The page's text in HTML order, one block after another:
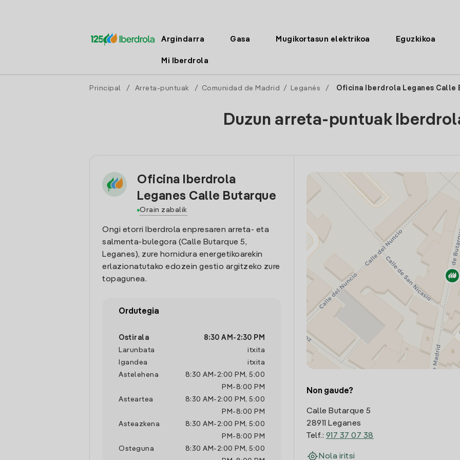
Argindarra Gasa Mugikortasun elektrikoa Eguzkikoa
Mi Iberdrola
Principal / Arreta-puntuak / Comunidad de Madrid / Leganés / Oficina Iberdrola Leganes Calle
Duzun arreta-puntuak
Oficina Iberdrola
Leganes Calle Butarque
Orain zabalik
Ongi etorri Iberdrola enpresaren arreta- eta
salmenta-bulegora (Calle Butarque 5,
Leganes), zure hornidura energetikoarekin
erlazionatutako edozein gestio argitzeko zure
topagunea.
Ordutegia
Ostirala 8:30 AM - 2:30 PM
Larunbata
itxita
Igandea
itxita
Astelehena
8:30 AM - 2:00 PM , 5:00
PM -8:00 PM
Asteartea
8:30 AM - 2:00 PM , 5:00
PM -8:00 PM
Asteazkena
8:30 AM - 2:00 PM , 5:00
PM -8:00 PM
Osteguna
8:30 AM - 2:00 PM , 5:00
Non gaude?
Calle Butarque 5
28911 Leganes
Telf.: 917 37 07 38
Nola iritsi